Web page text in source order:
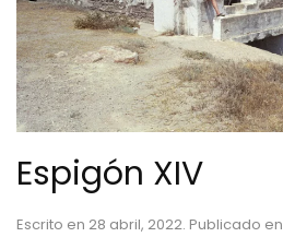
Espigón XIV
Escrito en 28 abril, 2022. Publicado en